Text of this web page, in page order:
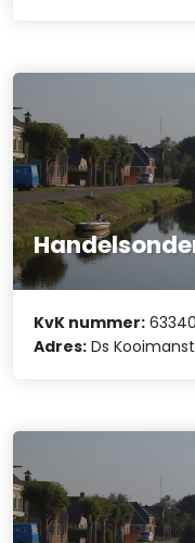
KvK nummer:
Adres: Ds